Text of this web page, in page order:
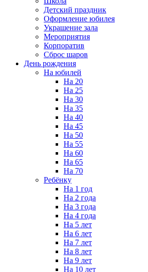
Детский праздник
Оформление юбилея
Украшение зала
Мероприятия
Корпоратив
Сброс шаров
День рождения
На юбилей
На 20
На 25
На 30
На 35
На 40
На 45
На 50
На 55
На 60
На 65
На 70
Ребёнку
На 1 год
На 2 года
На 3 года
На 4 года
На 5 лет
На 6 лет
На 7 лет
На 8 лет
На 9 лет
На 10 лет